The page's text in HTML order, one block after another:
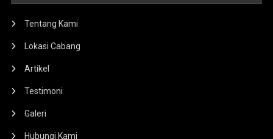
Tentang Kami
Lokasi Cabang
Artikel
Testimoni
Galeri
Hubungi Kami